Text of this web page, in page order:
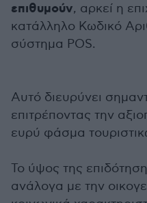
επιθυμούν, αρκεί η
κατάλληλο Κωδικό
σύστημα POS.
Αυτό διευρύνει
επιτρέποντας την
ευρύ φάσμα
Το ύψος της
ανάλογα με την